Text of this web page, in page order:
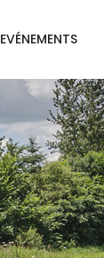
EVÉNEMENTS